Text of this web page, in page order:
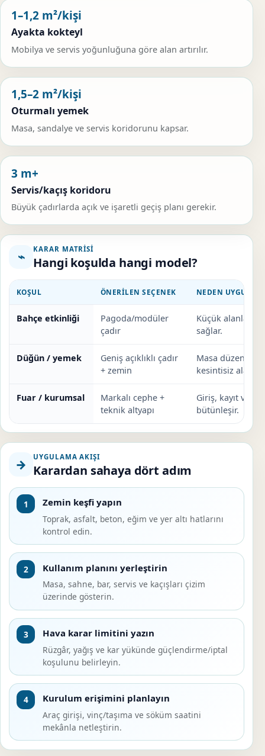
1–1,2 m²/kişi
Ayakta kokteyl
Mobilya ve servis yoğunluğuna göre alan artırılır.
1,5–2 m²/kişi
Oturmalı yemek
Masa, sandalye ve servis koridorunu kapsar.
3 m+
Servis/kaçış koridoru
Büyük çadırlarda açık ve işaretli geçiş planı gerekir.
⌁ KARAR MATRISI
Hangi koşulda hangi model?
KOŞUL ÖNERILEN SEÇENEK NEDEN UYGUN?
Bahçe etkinliği
Pagoda/modüler
çadır
Küçük alanlarda
sağlar.
Düğün / yemek
Geniş açıklıklı çadır
+ zemin
Masa düzeni ve
kesintisiz alan
Fuar / kurumsal
Markalı cephe +
teknik altyapı
Giriş, kayıt ve
bütünleşir.
→ UYGULAMA AKIŞI
Karardan sahaya dört adım
1 Zemin keşfi yapın
Toprak, asfalt, beton, eğim ve yer altı hatlarını
kontrol edin.
2 Kullanım planını yerleştirin
Masa, sahne, bar, servis ve kaçışları çizim
üzerinde gösterin.
3 Hava karar limitini yazın
Rüzgâr, yağış ve kar yükünde güçlendirme/iptal
koşulunu belirleyin.
4 Kurulum erişimini planlayın
Araç girişi, vinç/taşıma ve söküm saatini
mekânla netleştirin.